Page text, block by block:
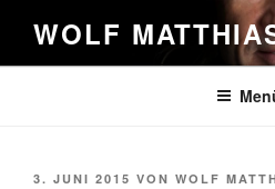
Inhalt
springen
WOLF
VERÖFFENTLICHT
3. JUNI 2015 VON WOLF